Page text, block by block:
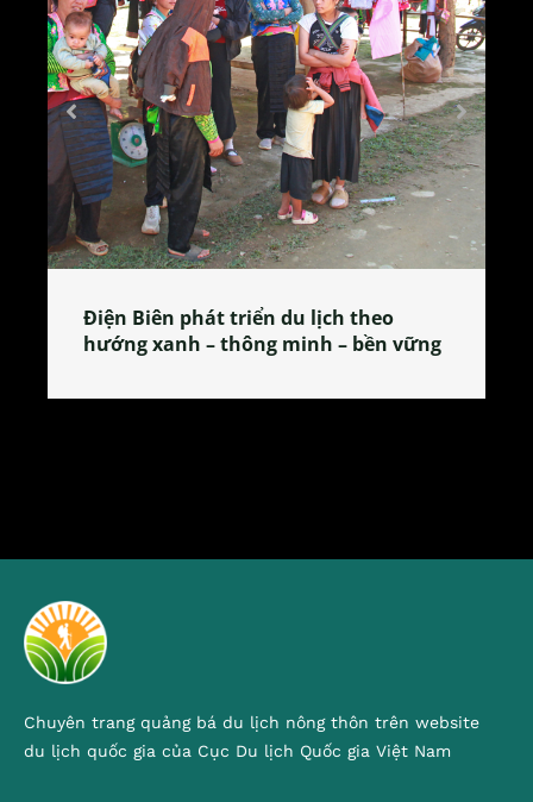
Làng làm bánh tẻ Phú Nhi – nơi lan
tỏa đặc sản xứ Đoài
Chuyên trang quảng bá du lịch nông thôn trên website
du lịch quốc gia của Cục Du lịch Quốc gia Việt Nam